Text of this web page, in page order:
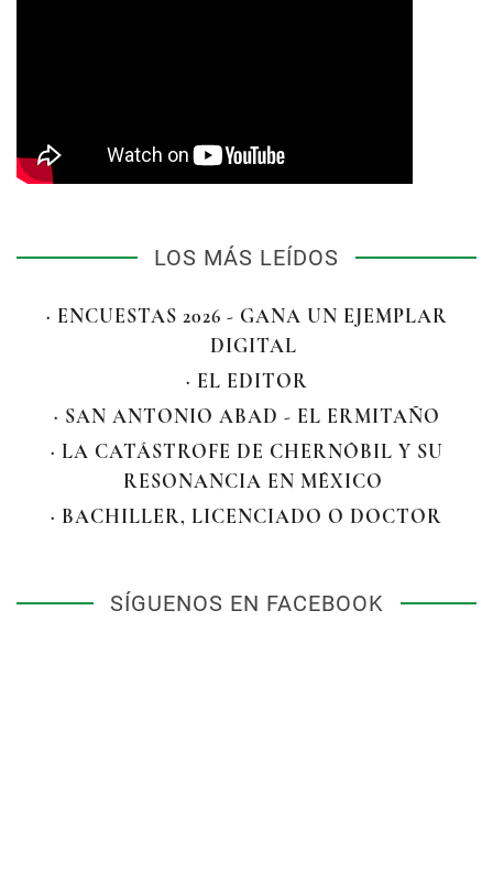
LOS MÁS LEÍDOS
· ENCUESTAS 2026 - GANA UN EJEMPLAR
DIGITAL
· EL EDITOR
· SAN ANTONIO ABAD - EL ERMITAÑO
· LA CATÁSTROFE DE CHERNÓBIL Y SU
RESONANCIA EN MÉXICO
· BACHILLER, LICENCIADO O DOCTOR
SÍGUENOS EN FACEBOOK